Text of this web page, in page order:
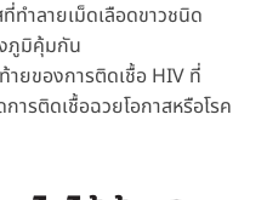
ที่ทำลายเม็ดเลือดขาวชนิด
ภูมิคุ้มกัน
ายของการติดเชื้อ HIV ที่
รติดเชื้อฉวยโอกาสหรือโรค